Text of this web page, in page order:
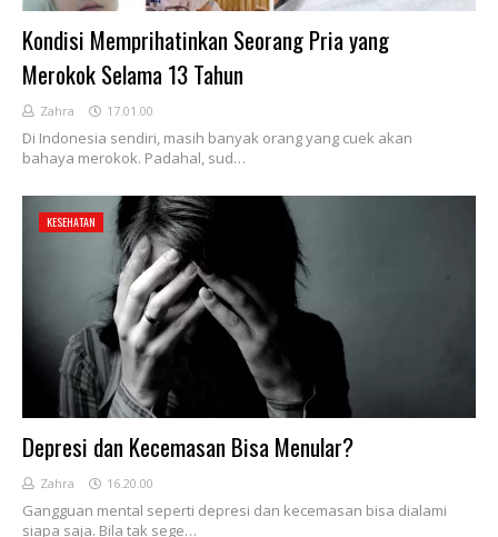
Kondisi Memprihatinkan Seorang Pria yang
Merokok Selama 13 Tahun
Zahra 17.01.00
Di Indonesia sendiri, masih banyak orang yang cuek akan
bahaya merokok. Padahal, sud…
KESEHATAN
Depresi dan Kecemasan Bisa Menular?
Zahra 16.20.00
Gangguan mental seperti depresi dan kecemasan bisa dialami
siapa saja. Bila tak sege…